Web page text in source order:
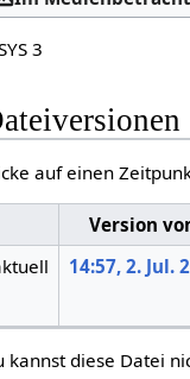
3
auf einen
Version
14:57, 2. Jul.
kannst diese Datei